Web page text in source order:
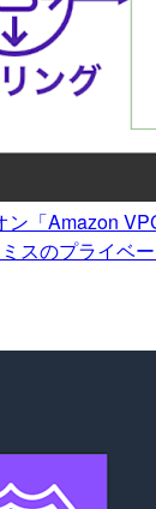
ン「Amazon
スのプライベ